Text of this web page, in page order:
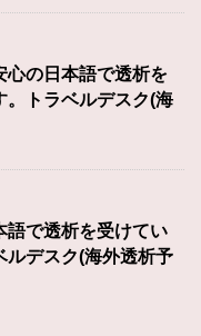
心の日本語で透析を
。トラベルデスク(海
語で透析を受けてい
ルデスク(海外透析予